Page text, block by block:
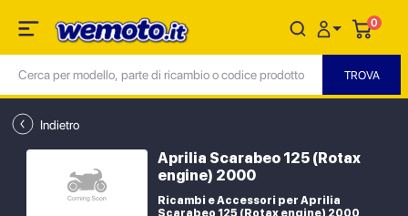
0
Indietro
Aprilia Scarabeo 125 (Rotax
engine) 2000
Ricambi e Accessori per Aprilia
Scarabeo 125 (Rotax engine) 2000